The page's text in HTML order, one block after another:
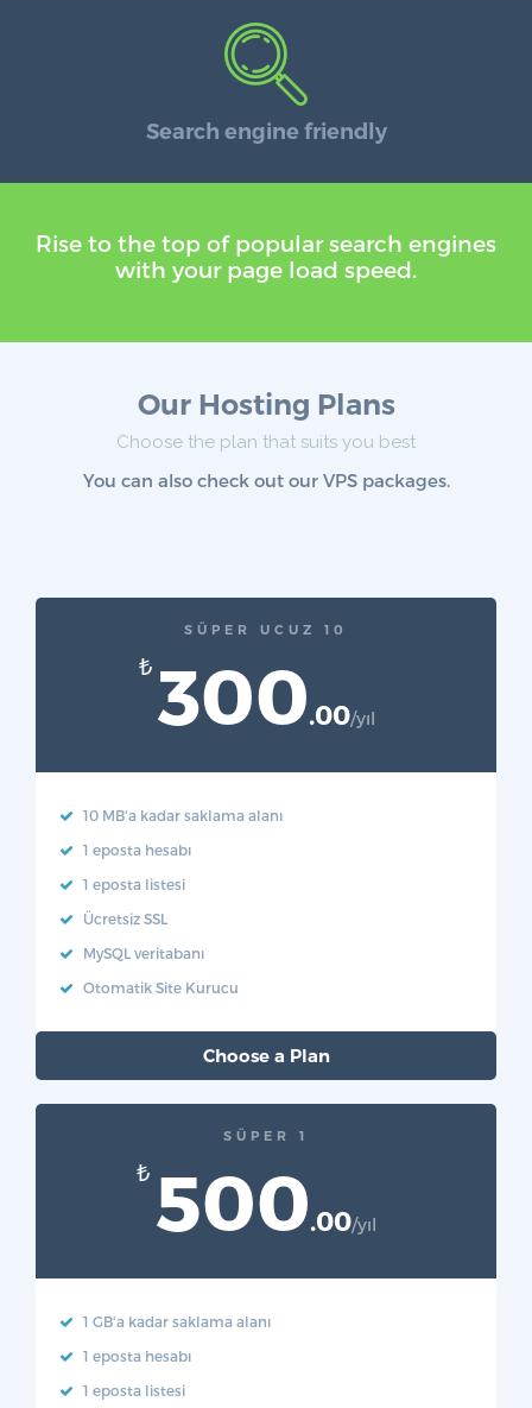
Search engine friendly
Rise to the top of popular search engines
with your page load speed.
Our Hosting Plans
Choose the plan that suits you best
You can also check out our VPS packages.
SÜPER UCUZ 10
₺ 300.00/yıl
10 MB'a kadar saklama alanı
1 eposta hesabı
1 eposta listesi
Ücretsiz SSL
MySQL veritabanı
Otomatik Site Kurucu
Choose a Plan
SÜPER 1
₺ 500.00/yıl
1 GB'a kadar saklama alanı
1 eposta hesabı
1 eposta listesi